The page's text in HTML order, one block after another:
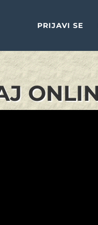
PRIJAVI SE